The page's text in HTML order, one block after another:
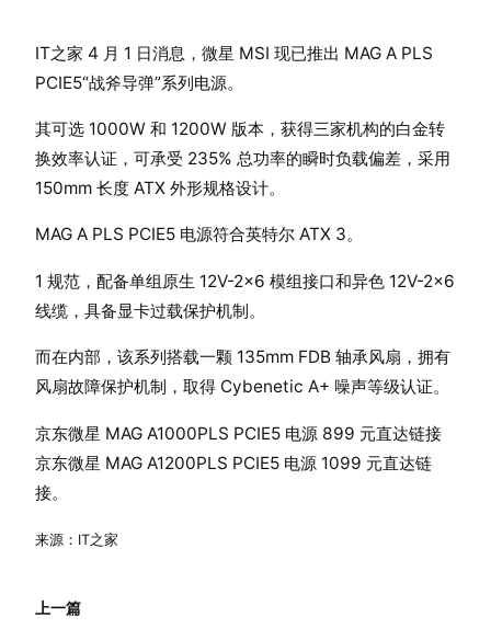
IT之家 4 月 1 日消息，微星 MSI 现已推出 MAG A PLS
PCIE5“战斧导弹”系列电源。
其可选 1000W 和 1200W 版本，获得三家机构的白金转
换效率认证，可承受 235% 总功率的瞬时负载偏差，采用
150mm 长度 ATX 外形规格设计。
MAG A PLS PCIE5 电源符合英特尔 ATX 3。
1 规范，配备单组原生 12V-2×6 模组接口和异色 12V-2×6
线缆，具备显卡过载保护机制。
而在内部，该系列搭载一颗 135mm FDB 轴承风扇，拥有
风扇故障保护机制，取得 Cybenetic A+ 噪声等级认证。
京东微星 MAG A1000PLS PCIE5 电源 899 元直达链接
京东微星 MAG A1200PLS PCIE5 电源 1099 元直达链
接。
来源：IT之家
上一篇